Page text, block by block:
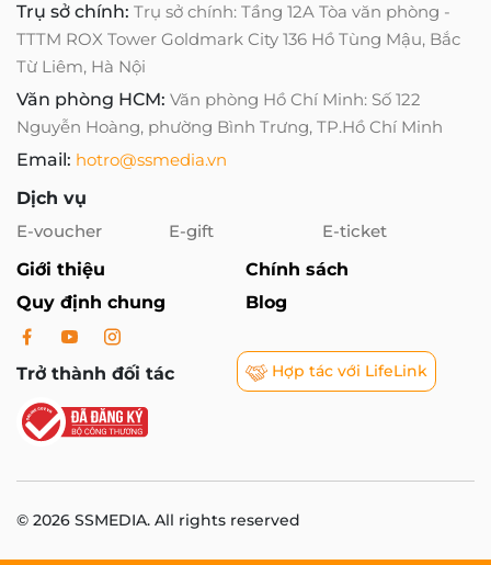
Trụ sở chính: Trụ sở chính: Tầng 12A Tòa văn phòng -
TTTM ROX Tower Goldmark City 136 Hồ Tùng Mậu, Bắc
Từ Liêm, Hà Nội
Văn phòng HCM: Văn phòng Hồ Chí Minh: Số 122
Nguyễn Hoàng, phường Bình Trưng, TP.Hồ Chí Minh
Email: hotro@ssmedia.vn
Dịch vụ
E-voucher
E-gift
E-ticket
Giới thiệu
Chính sách
Quy định chung
Blog
Trở thành đối tác Hợp tác với LifeLink
© 2026 SSMEDIA. All rights reserved